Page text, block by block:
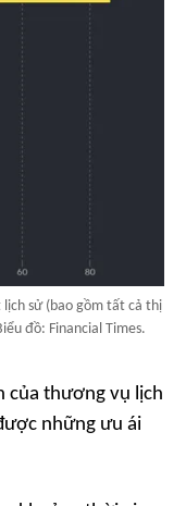
sử (bao gồm tất cả thị
đồ: Financial Times.
của thương vụ lịch
những ưu ái